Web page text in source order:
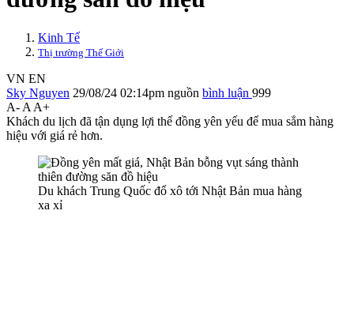
Kinh Tế
Thị trường Thế Giới
VN EN
Sky Nguyen 29/08/24 02:14pm nguồn bình luận 999
A- A A+
Khách du lịch đã tận dụng lợi thế đồng yên yếu để mua sắm hàng
hiệu với giá rẻ hơn.
Du khách Trung Quốc đổ xô tới Nhật Bản mua hàng
xa xỉ